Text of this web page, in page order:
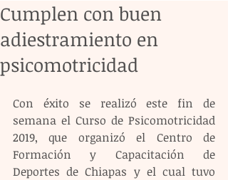
Cumplen con buen
adiestramiento en
psicomotricidad
Con éxito se realizó este fin de
semana el Curso de Psicomotricidad
2019, que organizó el Centro de
Formación y Capacitación de
Deportes de Chiapas y el cual tuvo